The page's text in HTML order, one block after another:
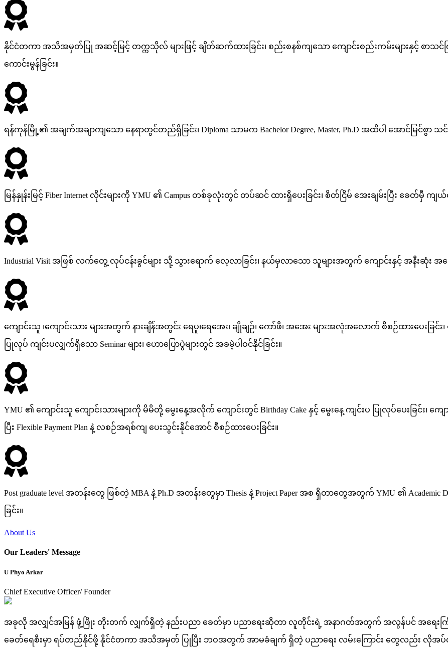
နိုင်ငံတကာ အသိအမှတ်ပြု အဆင့်မြင့် တက္ကသိုလ် များဖြင့် ချိတ်ဆက်ထားခြင်း၊ စည်းစနစ်ကျသော ကျောင်းစည်းကမ်းများနှင့် စာသင်ကြ
ကောင်းမွန်ခြင်း။
ရန်ကုန်မြို့၏ အချက်အချာကျသော နေရာတွင်တည်ရှိခြင်း၊ Diploma သာမက Bachelor Degree, Master, Ph.D အထိပါ အောင်မြင်စွာ သင်က
မြန်နှုန်းမြင့် Fiber Internet လိုင်းများကို YMU ၏ Campus တစ်ခုလုံးတွင် တပ်ဆင် ထားရှိပေးခြင်း၊ စိတ်ငြိမ် အေးချမ်းပြီး ခေတ်မှီ
Industrial Visit အဖြစ် လက်တွေ့ လုပ်ငန်းခွင်များ သို့ သွားရောက် လေ့လာခြင်း၊ နယ်မှလာသော သူများအတွက် ကျောင်းနှင့် အနီးဆုံး အဆ
ကျောင်းသူ ၊ကျောင်းသား များအတွက် နားချိန်အတွင်း ရေပူ၊ရေအေး၊ ချိုချဉ်၊ ကော်ဖီ၊ အအေး များအလုံအလောက် စီစဉ်ထားပေးခြင်း၊
ပြုလုပ် ကျင်းပလျှက်ရှိသော Seminar များ၊ ဟောပြောပွဲများတွင် အခမဲ့ပါဝင်နိုင်ခြင်း။
YMU ၏ ကျောင်းသူ ကျောင်းသားများကို မိမိတို့ မွေးနေ့အလိုက် ကျောင်းတွင် Birthday Cake နှင့် မွေးနေ့ ကျင်းပ ပြုလုပ်ပေးခြင်း
ပြီး Flexible Payment Plan နဲ့ လစဉ်အရစ်ကျ ပေးသွင်းနိုင်အောင် စီစဉ်ထားပေးခြင်း။
Post graduate level အတန်းတွေ ဖြစ်တဲ့ MBA နဲ့ Ph.D အတန်းတွေမှာ Thesis နဲ့ Project Paper အစ ရှိတာတွေအတွက် YMU ၏
ခြင်း။
About Us
Our Leaders' Message
U Phyo Arkar
Chief Executive Officer/ Founder
အခုလို အလျှင်အမြန် ဖွံ့ဖြိုး တိုးတက် လျှက်ရှိတဲ့ နည်းပညာ ခေတ်မှာ ပညာရေးဆိုတာ လူတိုင်းရဲ့ အနာဂတ်အတွက် အလွန်ပင် အရေးကြီ
ခေတ်ရေစီးမှာ ရပ်တည်နိုင်ဖို့ နိုင်ငံတကာ အသိအမှတ် ပြုပြီး ဘဝအတွက် အာမခံချက် ရှိတဲ့ ပညာရေး လမ်းကြောင်း တွေလည်း လိုအပ်လ